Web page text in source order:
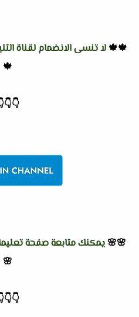
🍁🍁 لا تنسى الانضمام لقناة
🍁
👇
👇
🌸🌸 يمكنك متابعة صفحة
🌸
👇
👇